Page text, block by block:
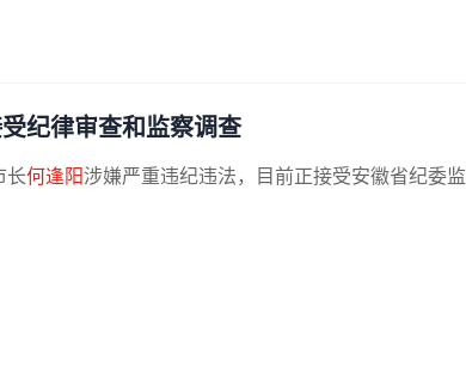
纪律审查和监察调查
长何逢阳涉嫌严重违纪违法，目前正接受安徽省纪委监